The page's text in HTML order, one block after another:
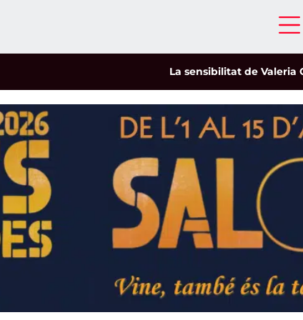
La sensibilitat de Valeria